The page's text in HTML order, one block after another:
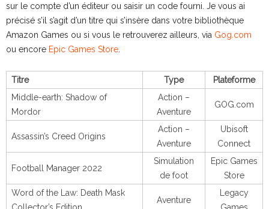
sur le compte d’un éditeur ou saisir un code fourni. Je vous ai
précisé s’il s’agit d’un titre qui s’insère dans votre bibliothèque
Amazon Games ou si vous le retrouverez ailleurs, via Gog.com
ou encore Epic Games Store
Titre Type
Plateforme
Middle-earth: Shadow of
Mordor
Action –
Aventure
GOG.com
Assassin’s Creed Origins
Action –
Aventure
Ubisoft
Connect
Football Manager 2022
Simulation
de foot
Epic Games
Store
Word of the Law: Death Mask
Aventure
Legacy